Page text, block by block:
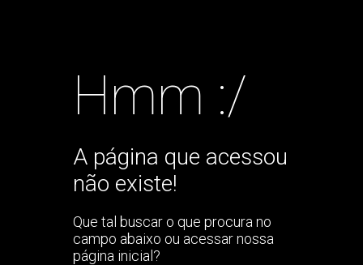
Hmm :/
A página que acessou
não existe!
Que tal buscar o que procura no
campo abaixo ou acessar nossa
página inicial?